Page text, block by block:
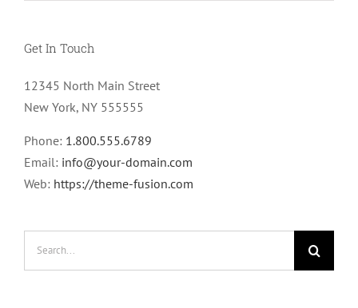
Get In Touch
12345 North Main Street
New York, NY 555555
Phone: 1.800.555.6789
Email: info@your-domain.com
Web: https://theme-fusion.com